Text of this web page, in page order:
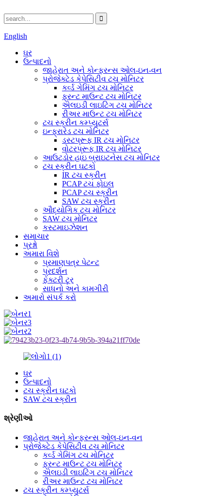
English
ઘર
ઉત્પાદનો
જાહેરાત અને કોન્ફરન્સ ઓલ-ઇન-વન
પ્રોજેક્ટેડ કેપેસિટીવ ટચ મોનિટર
કર્વ્ડ ગેમિંગ ટચ મોનિટર
ફ્રન્ટ માઉન્ટ ટચ મોનિટર
એલઇડી લાઇટિંગ ટચ મોનિટર
રીઅર માઉન્ટ ટચ મોનિટર
ટચ સ્ક્રીન કમ્પ્યુટર્સ
ઇન્ફ્રારેડ ટચ મોનિટર
ડસ્ટપ્રૂફ IR ટચ મોનિટર
વોટરપ્રૂફ IR ટચ મોનિટર
આઉટડોર હાઇ બ્રાઇટનેસ ટચ મોનિટર
ટચ સ્ક્રીન ઘટકો
IR ટચ સ્ક્રીન
PCAP ટચ ફોઇલ
PCAP ટચ સ્ક્રીન
SAW ટચ સ્ક્રીન
ઔદ્યોગિક ટચ મોનિટર
SAW ટચ મોનિટર
કસ્ટમાઇઝેશન
સમાચાર
પ્રશ્નો
અમારા વિશે
પ્રમાણપત્ર પેટન્ટ
પ્રદર્શન
ફેક્ટરી ટૂર
સાધનો અને કામગીરી
અમારો સંપર્ક કરો
ઘર
ઉત્પાદનો
ટચ સ્ક્રીન ઘટકો
SAW ટચ સ્ક્રીન
શ્રેણીઓ
જાહેરાત અને કોન્ફરન્સ ઓલ-ઇન-વન
પ્રોજેક્ટેડ કેપેસિટીવ ટચ મોનિટર
કર્વ્ડ ગેમિંગ ટચ મોનિટર
ફ્રન્ટ માઉન્ટ ટચ મોનિટર
એલઇડી લાઇટિંગ ટચ મોનિટર
રીઅર માઉન્ટ ટચ મોનિટર
ટચ સ્ક્રીન કમ્પ્યુટર્સ